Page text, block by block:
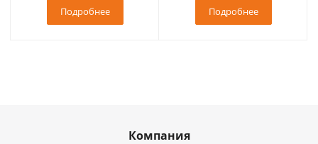
Подробнее Подробнее
Компания